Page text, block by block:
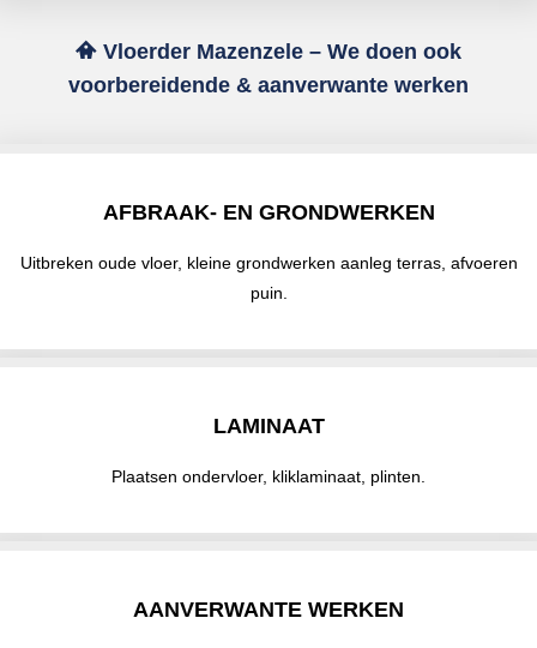
Vloerder Mazenzele – We doen ook
voorbereidende & aanverwante werken
AFBRAAK- EN GRONDWERKEN
Uitbreken oude vloer, kleine grondwerken aanleg terras, afvoeren
puin.
LAMINAAT
Plaatsen ondervloer, kliklaminaat, plinten.
AANVERWANTE WERKEN